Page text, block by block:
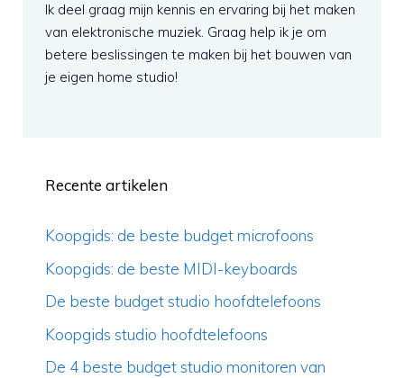
Ik deel graag mijn kennis en ervaring bij het maken
van elektronische muziek. Graag help ik je om
betere beslissingen te maken bij het bouwen van
je eigen home studio!
Recente artikelen
Koopgids: de beste budget microfoons
Koopgids: de beste MIDI-keyboards
De beste budget studio hoofdtelefoons
Koopgids studio hoofdtelefoons
De 4 beste budget studio monitoren van